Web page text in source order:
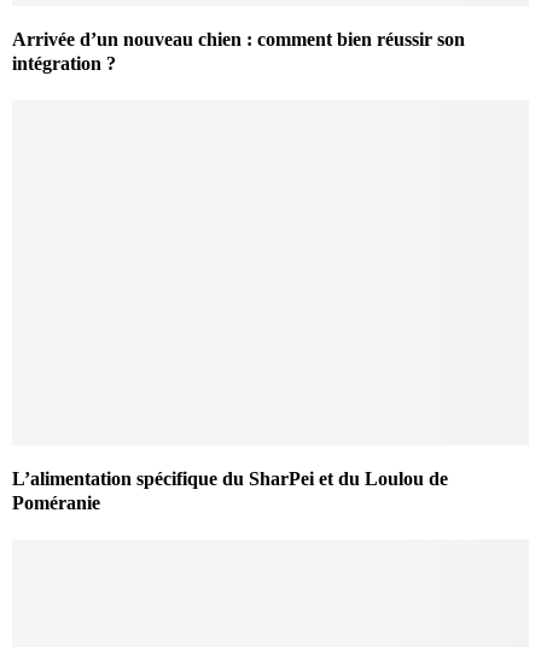
Arrivée d’un nouveau chien : comment bien réussir son
intégration ?
L’alimentation spécifique du SharPei et du Loulou de
Poméranie